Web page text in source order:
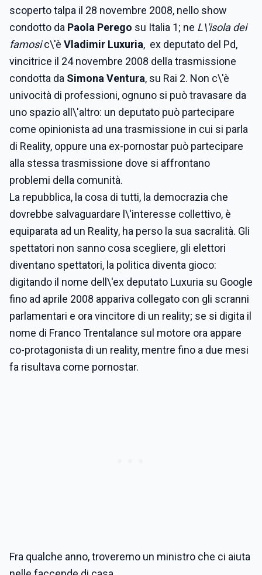
scoperto talpa il 28 novembre 2008, nello show
condotto da Paola Perego su Italia 1; ne L\'isola dei
famosic\'è Vladimir Luxuria, ex deputato del Pd,
vincitrice il 24 novembre 2008 della trasmissione
condotta da Simona Ventura, su Rai 2. Non c\'è
univocità di professioni, ognuno si può travasare da
uno spazio all\'altro: un deputato può partecipare
come opinionista ad una trasmissione in cui si parla
di Reality, oppure una ex-pornostar può partecipare
alla stessa trasmissione dove si affrontano
problemi della comunità.
La repubblica, la cosa di tutti, la democrazia che
dovrebbe salvaguardare l\'interesse collettivo, è
equiparata ad un Reality, ha perso la sua sacralità. Gli
spettatori non sanno cosa scegliere, gli elettori
diventano spettatori, la politica diventa gioco:
digitando il nome dell\'ex deputato Luxuria su Google
fino ad aprile 2008 appariva collegato con gli scranni
parlamentari e ora vincitore di un reality; se si digita il
nome di Franco Trentalance sul motore ora appare
co-protagonista di un reality, mentre fino a due mesi
fa risultava come pornostar.
Fra qualche anno, troveremo un ministro che ci aiuta